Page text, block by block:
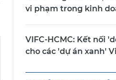
vi phạm trong kinh
VIFC-HCMC: Kết nối
cho các 'dự án xanh'